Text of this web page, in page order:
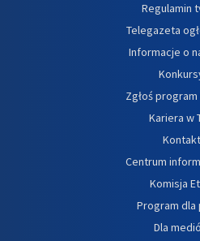
Regulamin
Telegazeta
Informacje o
Zgłoś program
Kariera w
Kontakt
Centrum
Komisja
Program dla
Dla